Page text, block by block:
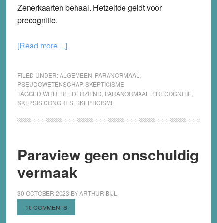
Zenerkaarten behaal. Hetzelfde geldt voor
precognitie.
[Read more…]about
op
helderziendheid
en
precognitie!
FILED UNDER:ALGEMEEN, PARANORMAAL,
PSEUDOWETENSCHAP,SKEPTICISME
TAGGED WITH: HELDERZIEND, PARANORMAAL, PRECOGNITIE,
SKEPSIS CONGRES,SKEPTICISME
Paraview geen onschuldig
vermaak
30 OCTOBER 2023 BYARTHUR BIJL
10 COMMENTS